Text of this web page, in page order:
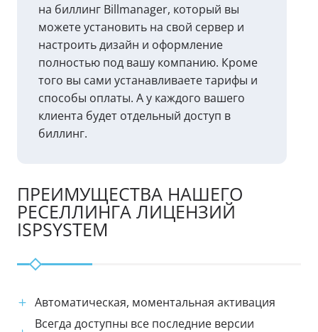
на биллинг Billmanager, который вы
можете установить на свой сервер и
настроить дизайн и оформление
полностью под вашу компанию. Кроме
того вы сами устанавливаете тарифы и
способы оплаты. А у каждого вашего
клиента будет отдельный доступ в
биллинг.
ПРЕИМУЩЕСТВА НАШЕГО
РЕСЕЛЛИНГА ЛИЦЕНЗИЙ
ISPSYSTEM
Автоматическая, моментальная активация
Всегда доступны все последние версии